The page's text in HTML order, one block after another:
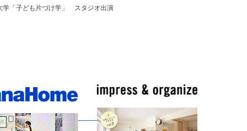
「子ども片づけ学」 スタジオ出演